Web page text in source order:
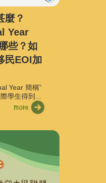
麼？
Year
些？如
民EOI加
Year 簡稱”
學生得到...